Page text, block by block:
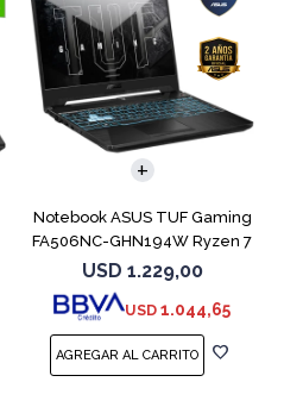
Notebook ASUS TUF Gaming
FA506NC-GHN194W Ryzen 7
7445HS 3050
USD 1.229,00
USD 1.044,65
COMPARAR